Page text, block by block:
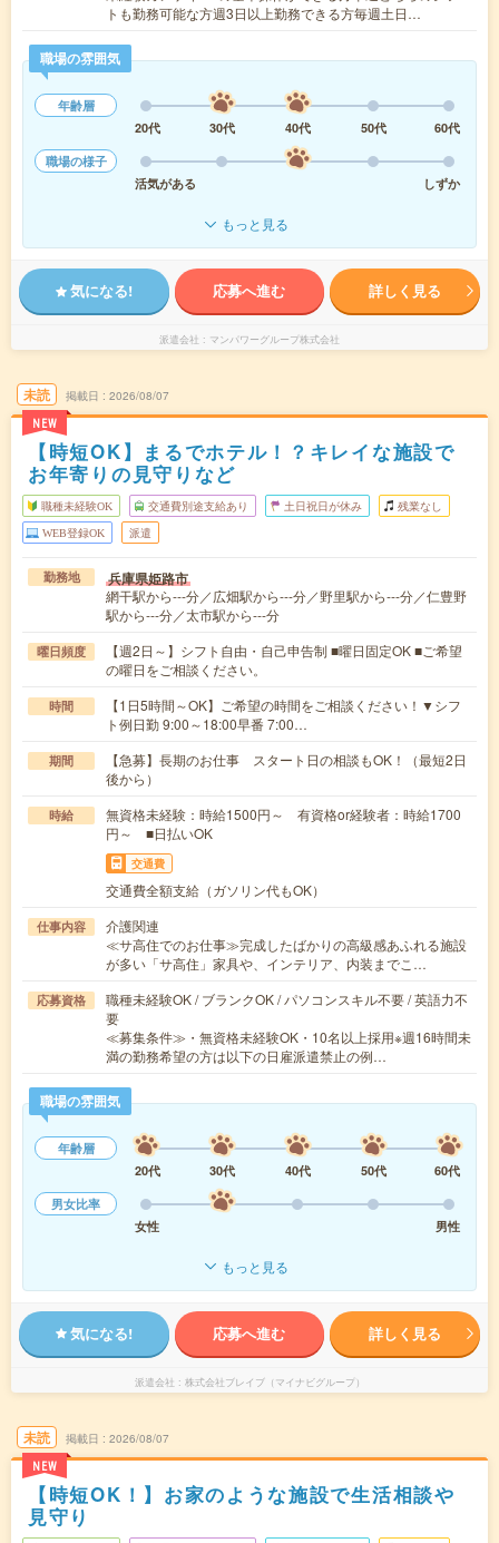
トも勤務可能な方週3日以上勤務できる方毎週土日…
職場の雰囲気
年齢層
20代
30代 40代 50代
60代
職場の様子
活気がある
しずか
もっと見る
気になる! 応募へ進む 詳しく見る
派遣会社 マンパワーグループ株式会社
未読
NEW
掲載日 2026/08/07
【時短OK】まるでホテル！？キレイな施設で
お年寄りの見守りなど
職種未経験OK 交通費別途支給あり 土日祝日が休み 残業なし
WEB登録OK 派遣
勤務地 兵庫県姫路市
網干駅から---分／広畑駅から---分／野里駅から---分／仁豊野
駅から---分／太市駅から---分
曜日頻度
【週2日～】シフト自由・自己申告制 ■曜日固定OK ■ご希望
の曜日をご相談ください。
時間
【1日5時間～OK】ご希望の時間をご相談ください！▼シフ
ト例日勤 9:00～18:00早番 7:00…
期間
【急募】長期のお仕事 スタート日の相談もOK！（最短2日
後から）
時給
無資格未経験：時給1500円～ 有資格or経験者：時給1700
円～ ■日払いOK
交通費
交通費全額支給（ガソリン代もOK）
仕事内容
介護関連
≪サ高住でのお仕事≫完成したばかりの高級感あふれる施設
が多い「サ高住」家具や、インテリア、内装までこ…
応募資格
職種未経験OK / ブランクOK / パソコンスキル不要 / 英語力不
要
≪募集条件≫・無資格未経験OK・10名以上採用※週16時間未
満の勤務希望の方は以下の日雇派遣禁止の例…
職場の雰囲気
年齢層
20代
30代 40代 50代
60代
男女比率
女性
男性
もっと見る
気になる! 応募へ進む 詳しく見る
派遣会社 株式会社ブレイブ（マイナビグループ）
未読
NEW
掲載日 2026/08/07
【時短OK！】お家のような施設で生活相談や
見守り